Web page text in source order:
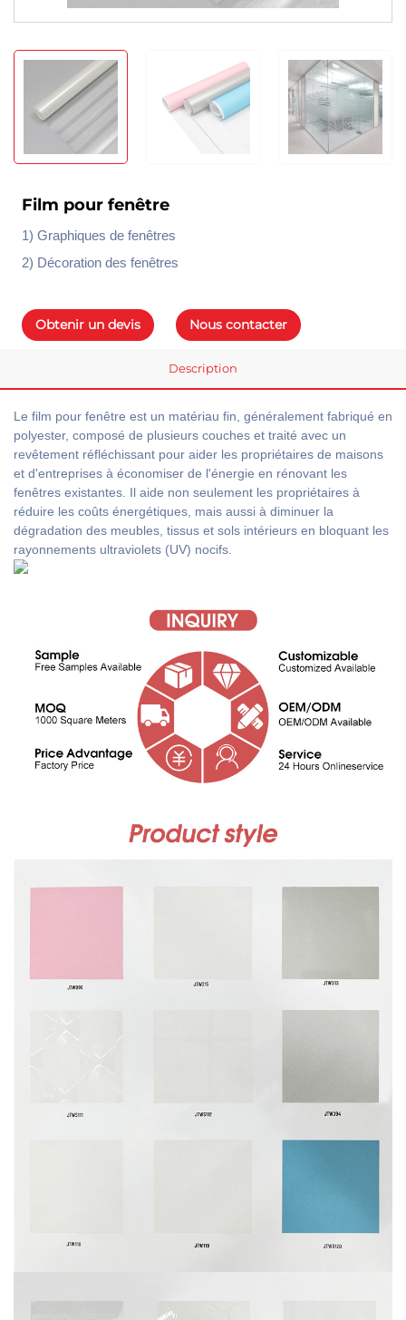
Film pour fenêtre
1) Graphiques de fenêtres
2) Décoration des fenêtres
Obtenir un devis Nous contacter
Description
Le film pour fenêtre est un matériau fin, généralement fabriqué en
polyester, composé de plusieurs couches et traité avec un
revêtement réfléchissant pour aider les propriétaires de maisons
et d'entreprises à économiser de l'énergie en rénovant les
fenêtres existantes. Il aide non seulement les propriétaires à
réduire les coûts énergétiques, mais aussi à diminuer la
dégradation des meubles, tissus et sols intérieurs en bloquant les
rayonnements ultraviolets (UV) nocifs.